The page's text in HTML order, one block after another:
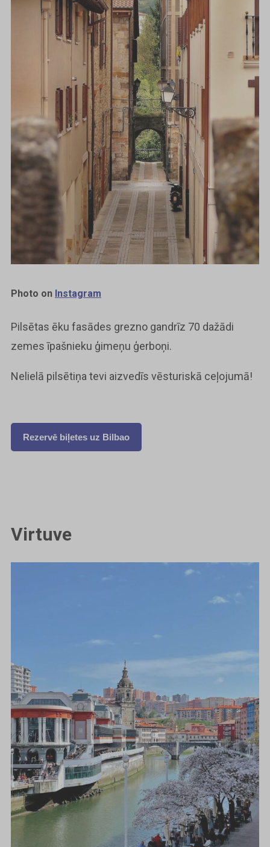
Photo on Instagram
Pilsētas ēku fasādes grezno gandrīz 70 dažādi
zemes īpašnieku ģimeņu ģerboņi.
Nelielā pilsētiņa tevi aizvedīs vēsturiskā ceļojumā!
Rezervē biļetes uz Bilbao
Virtuve